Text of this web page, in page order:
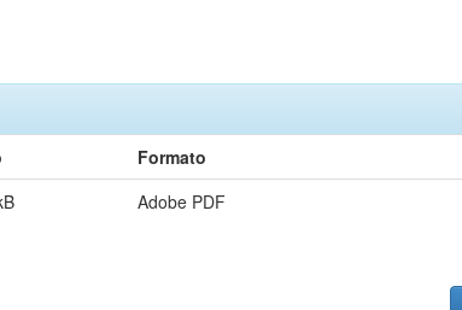
Formato
Adobe PDF